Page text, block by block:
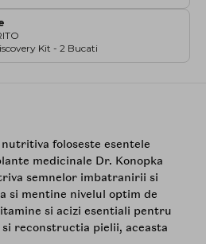
Kit - 2 Bucati
foloseste esentele
medicinale Dr. Konopka
semnelor imbatranirii si
si mentine nivelul optim de
si acizi esentiali pentru
reconstructia pielii, aceasta